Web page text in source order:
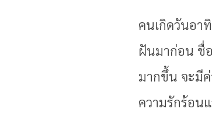
คนเกิดวันอา
ฝันมาก่อน ชื่อ
มากขึ้น จะมี
ความรักร้อน